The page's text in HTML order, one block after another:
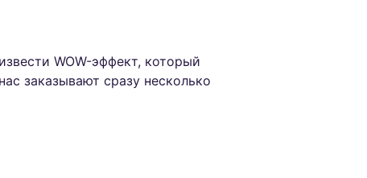
WOW-эффект, который
заказывают сразу несколько